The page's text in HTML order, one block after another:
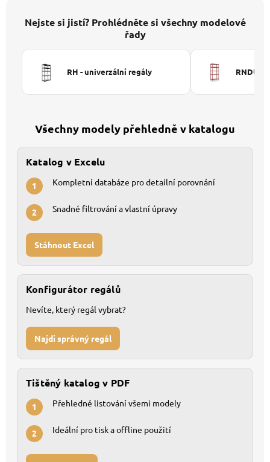
Nejste si jistí? Prohlédněte si všechny modelové
řady
RH - univerzální regály RNDU-
Všechny modely přehledně v katalogu
Katalog v Excelu
1 Kompletní databáze pro detailní porovnání
2 Snadné filtrování a vlastní úpravy
Stáhnout Excel
Konfigurátor regálů
Nevíte, který regál vybrat?
Najdi správný regál
Tištěný katalog v PDF
1 Přehledné listování všemi modely
2 Ideální pro tisk a offline použití